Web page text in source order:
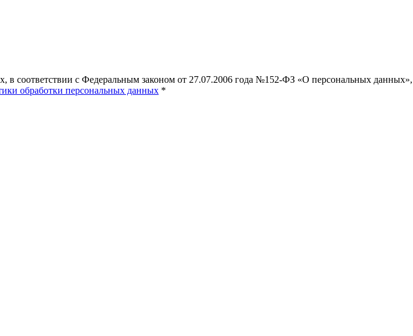
соответствии с Федеральным законом от 27.07.2006 года №152-ФЗ «О персональных данных»,
обработки персональных данных *